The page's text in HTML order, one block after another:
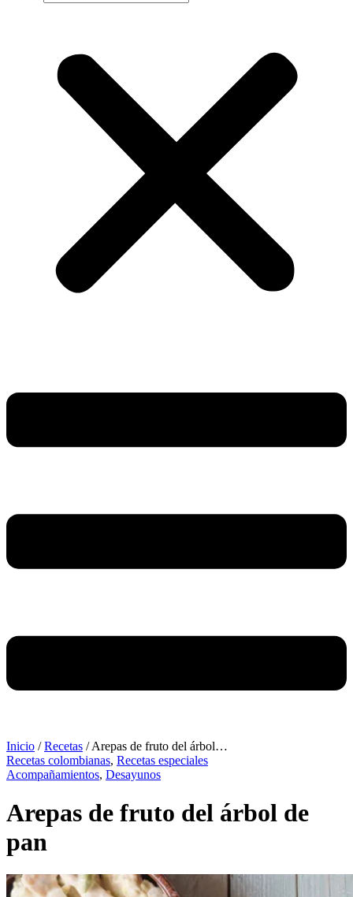
Inicio /Recetas /Arepas de fruto del árbol…
Recetas colombianas, Recetas especiales
Acompañamientos, Desayunos
Arepas de fruto del árbol de
pan